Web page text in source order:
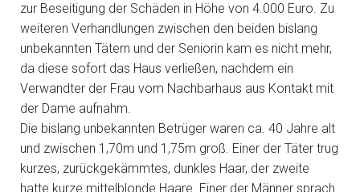
zur Beseitigung der Schäden in Höhe von 4.000 Euro. Zu
weiteren Verhandlungen zwischen den beiden bislang
unbekannten Tätern und der Seniorin kam es nicht mehr,
da diese sofort das Haus verließen, nachdem ein
Verwandter der Frau vom Nachbarhaus aus Kontakt mit
der Dame aufnahm.
Die bislang unbekannten Betrüger waren ca. 40 Jahre alt
und zwischen 1,70m und 1,75m groß. Einer der Täter trug
kurzes, zurückgekämmtes, dunkles Haar, der zweite
hatte kurze mittelblonde Haare. Einer der Männer sprach